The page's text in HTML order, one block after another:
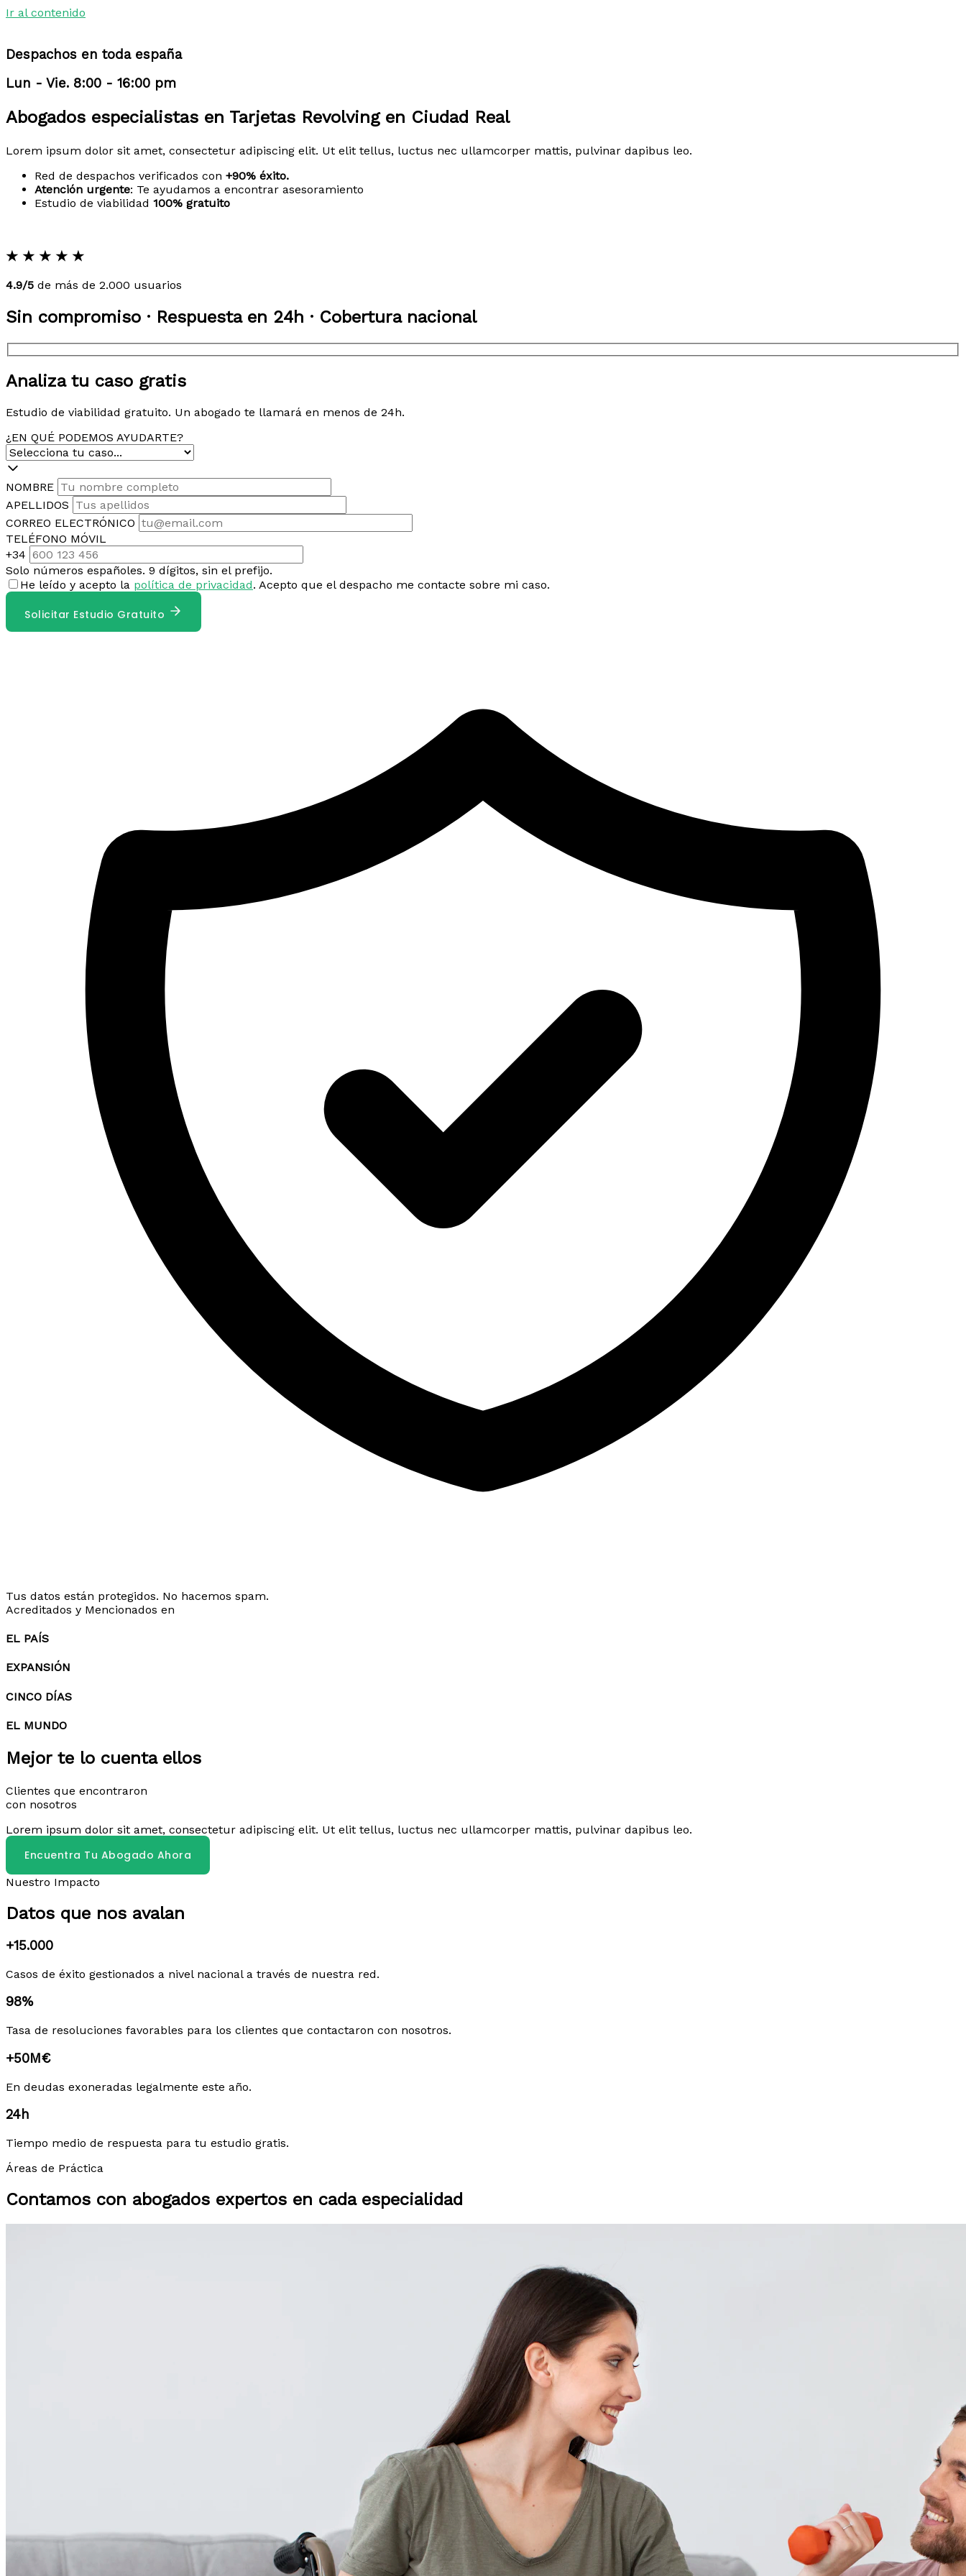
Ir al contenido
Despachos en toda españa
Lun - Vie. 8:00 - 16:00 pm
Abogados especialistas en Tarjetas Revolving en Ciudad Real
Lorem ipsum dolor sit amet, consectetur adipiscing elit. Ut elit tellus, luctus nec ullamcorper mattis, pulvinar dapibus leo.
Red de despachos verificados con +90% éxito.
Atención urgente: Te ayudamos a encontrar asesoramiento
Estudio de viabilidad 100% gratuito
★ ★ ★ ★ ★
4.9/5 de más de 2.000 usuarios
Sin compromiso · Respuesta en 24h · Cobertura nacional
Analiza tu caso gratis
Estudio de viabilidad gratuito. Un abogado te llamará en menos de 24h.
¿EN QUÉ PODEMOS AYUDARTE?
NOMBRE
APELLIDOS
CORREO ELECTRÓNICO
TELÉFONO MÓVIL
+34
Solo números españoles. 9 dígitos, sin el prefijo.
He leído y acepto la política de privacidad. Acepto que el despacho me contacte sobre mi caso.
Solicitar Estudio Gratuito
Tus datos están protegidos. No hacemos spam.
Acreditados y Mencionados en
EL PAÍS
EXPANSIÓN
CINCO DÍAS
EL MUNDO
Mejor te lo cuenta ellos
Clientes que encontraron
con nosotros
Lorem ipsum dolor sit amet, consectetur adipiscing elit. Ut elit tellus, luctus nec ullamcorper mattis, pulvinar dapibus leo.
Encuentra Tu Abogado Ahora
Nuestro Impacto
Datos que nos avalan
+15.000
Casos de éxito gestionados a nivel nacional a través de nuestra red.
98%
Tasa de resoluciones favorables para los clientes que contactaron con nosotros.
+50M€
En deudas exoneradas legalmente este año.
24h
Tiempo medio de respuesta para tu estudio gratis.
Áreas de Práctica
Contamos con abogados expertos en cada especialidad